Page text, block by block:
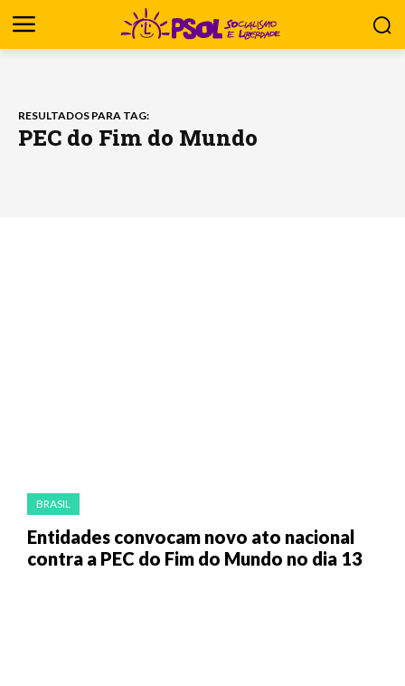
RESULTADOS PARA TAG:
PEC do Fim do Mundo
BRASIL
Entidades convocam novo ato nacional
contra a PEC do Fim do Mundo no dia 13